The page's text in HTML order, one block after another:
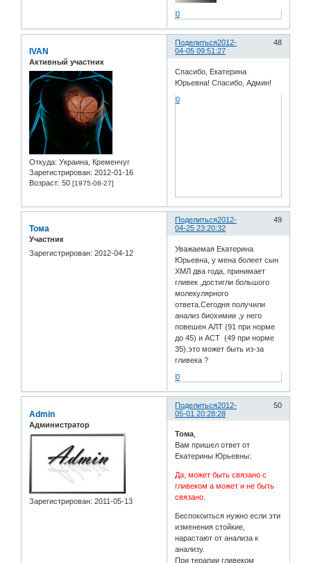
0
Поделиться 48
2012-
04-05 09:51:27
IVAN
Активный участник
Откуда: Украина, Кременчуг
Зарегистрирован: 2012-01-16
Возраст: 50 [1975-08-27]
Спасибо, Екатерина
Юрьевна! Спасибо, Админ!
0
Поделиться 49
2012-
04-25 23:20:32
Тома
Участник
Зарегистрирован: 2012-04-12
Уважаемая Екатерина
Юрьевна, у мена болеет сын
ХМЛ два года, принимает
гливек ,достигли большого
молекулярного
ответа.Сегодня получили
анализ биохимии ,у него
повешен АЛТ (91 при норме
до 45) и АСТ (49 при норме
35).это может быть из-за
гливека ?
0
Поделиться 50
2012-
05-01 20:28:28
Admin
Администратор
Зарегистрирован: 2011-05-13
Тома
Вам пришел ответ от
Екатерины Юрьевны:
Да, может быть связано с
гливеком а может и не быть
связано.
Беспокоиться нужно если эти
изменения стойкие,
нарастают от анализа к
анализу.
При терапии гливеком